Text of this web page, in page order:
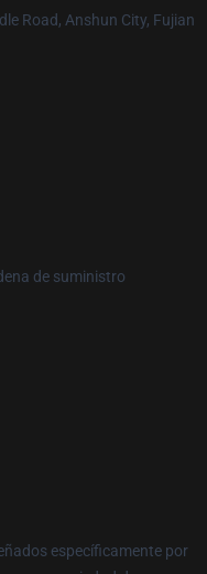
Road, Anshun City, Fujian
de suministro
específicamente por